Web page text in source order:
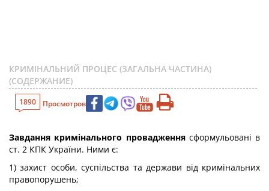
КРИМІНАЛЬНИЙ ПРОЦЕС (ЗАГАЛЬНА ЧАСТИНА)
(СОДЕРЖАНИЕ)
1890 Просмотров
Завдання кримінального провадження сформульовані в
ст. 2 КПК України. Ними є:
1) захист особи, суспільства та держави від кримінальних
правопорушень;